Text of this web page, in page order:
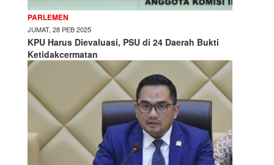
PARLEMEN
JUMAT, 28 PEB 2025
KPU Harus Dievaluasi, PSU di 24 Daerah Bukti
Ketidakcermatan